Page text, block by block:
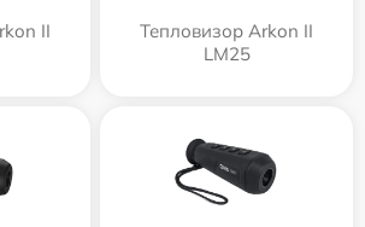
II
Тепловизор Arkon II
LM25